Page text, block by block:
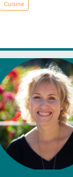
Cuisine